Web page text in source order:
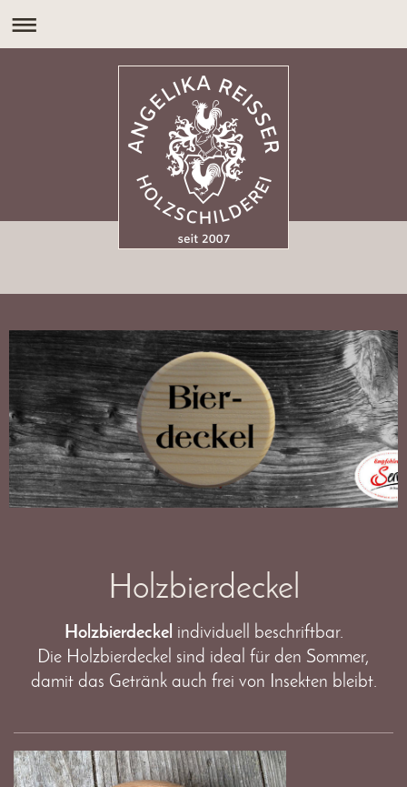
Holzbierdeckel
Holzbierdeckel individuell beschriftbar.
Die Holzbierdeckel sind ideal für den Sommer,
damit das Getränk auch frei von Insekten bleibt.